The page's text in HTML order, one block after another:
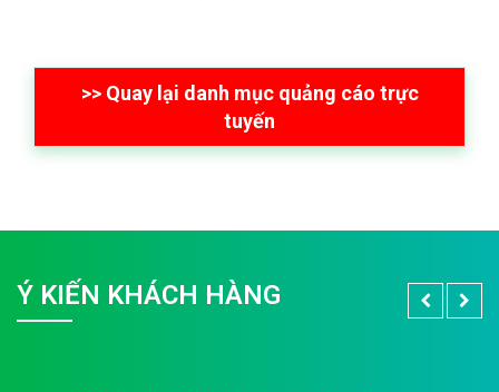
>> Quay lại danh mục quảng cáo trực
tuyến
Ý KIẾN KHÁCH HÀNG